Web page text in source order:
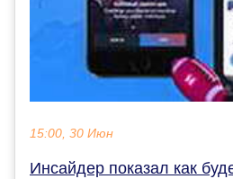
15:00, 30 Июн
Инсайдер показал как